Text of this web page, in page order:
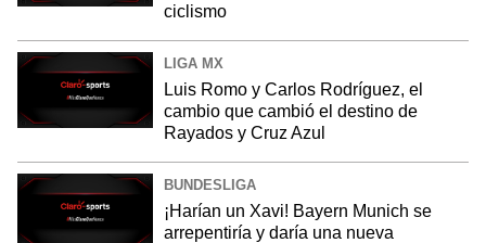
ciclismo
LIGA MX
Luis Romo y Carlos Rodríguez, el
cambio que cambió el destino de
Rayados y Cruz Azul
BUNDESLIGA
¡Harían un Xavi! Bayern Munich se
arrepentiría y daría una nueva